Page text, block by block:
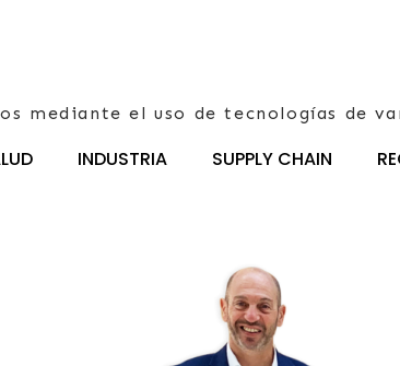
mediante el uso de tecnologías de
INDUSTRIA SUPPLY CHAIN